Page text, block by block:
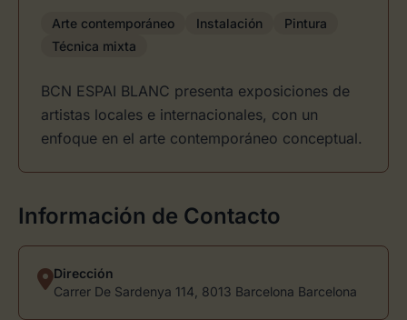
Arte contemporáneo Instalación
Pintura
Técnica mixta
BCN ESPAI BLANC presenta exposiciones de
artistas locales e internacionales, con un
enfoque en el arte contemporáneo conceptual.
Información de Contacto
Dirección
Carrer De Sardenya 114, 8013 Barcelona Barcelona